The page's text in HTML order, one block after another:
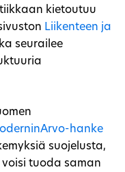
kietoutuu
Liikenteen ja
seurailee
hanke
suojelusta,
tuoda saman